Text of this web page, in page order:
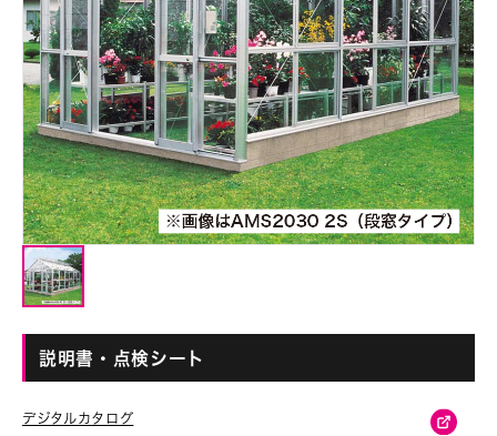
説明書・点検シート
デジタルカタログ